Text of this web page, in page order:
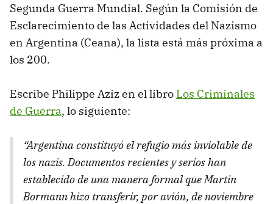
Segunda Guerra Mundial. Según la Comisión de
Esclarecimiento de las Actividades del Nazismo
en Argentina (Ceana), la lista está más próxima a
los 200.
Escribe Philippe Aziz en el libro Los Criminales
de Guerra, lo siguiente:
“Argentina constituyó el refugio más inviolable de
los nazis. Documentos recientes y serios han
establecido de una manera formal que Martin
Bormann hizo transferir, por avión, de noviembre